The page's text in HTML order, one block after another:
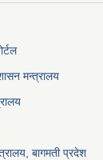
मन्त्रालय
बागमती प्रदेश